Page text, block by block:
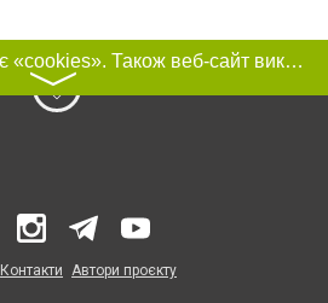
Цей сайт використовує «cookies». Також веб-сайт використовує інтернет-сервіс для збору технічних даних стосовно відвідувачів з метою отримання маркетингової та статистичної інформації. Умови обробки даних відвідувачів сайту див.
〉
Контакти Автори проєкту